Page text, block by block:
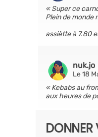
Super ce
Plein de monde
assiètte à 7.80
nuk.jo
Le 18
Kebabs au
aux heures de
DONNER